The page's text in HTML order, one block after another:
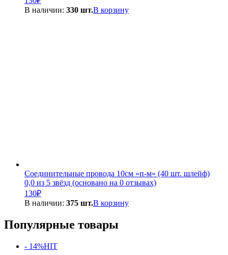
В наличии: 330 шт.В корзину
Соединительные провода 10см «п-м» (40 шт. шлейф)
0,0 из 5 звёзд (основано на 0 отзывах)
130₽
В наличии: 375 шт.В корзину
Популярные товары
- 14%HIT